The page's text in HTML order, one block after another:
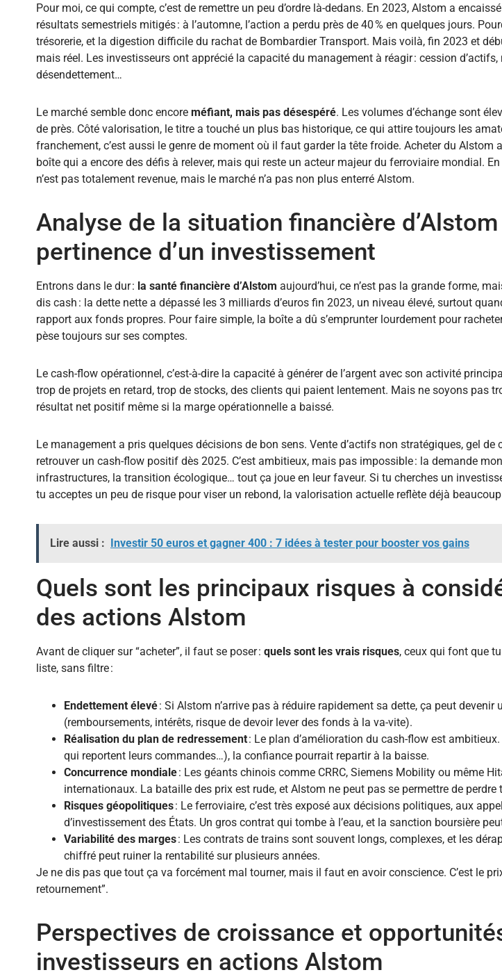
Pour moi, ce qui compte, c’est de remettre un peu d’ordre là-dedans. En 2023, Alstom a
résultats semestriels mitigés : à l’automne, l’action a perdu près de 40 % en quelques jours.
trésorerie, et la digestion difficile du rachat de Bombardier Transport. Mais voilà, fin 2023 et
mais réel. Les investisseurs ont apprécié la capacité du management à réagir : cession
désendettement…
Le marché semble donc encore méfiant, mais pas désespéré. Les volumes d’échange sont
de près. Côté valorisation, le titre a touché un plus bas historique, ce qui attire toujours les
franchement, c’est aussi le genre de moment où il faut garder la tête froide. Acheter du Alstom
boîte qui a encore des défis à relever, mais qui reste un acteur majeur du ferroviaire mondial.
n’est pas totalement revenue, mais le marché n’a pas non plus enterré Alstom.
Analyse de la situation financière
pertinence d’un investissement
Entrons dans le dur : la santé financière d’Alstom aujourd’hui, ce n’est pas la grande forme,
dis cash : la dette nette a dépassé les 3 milliards d’euros fin 2023, un niveau élevé, surtout
rapport aux fonds propres. Pour faire simple, la boîte a dû s’emprunter lourdement pour
pèse toujours sur ses comptes.
Le cash-flow opérationnel, c’est-à-dire la capacité à générer de l’argent avec son activité
trop de projets en retard, trop de stocks, des clients qui paient lentement. Mais ne soyons pas
résultat net positif même si la marge opérationnelle a baissé.
Le management a pris quelques décisions de bon sens. Vente d’actifs non stratégiques, gel
retrouver un cash-flow positif dès 2025. C’est ambitieux, mais pas impossible : la demande
infrastructures, la transition écologique… tout ça joue en leur faveur. Si tu cherches un
tu acceptes un peu de risque pour viser un rebond, la valorisation actuelle reflète déjà
Lire aussi : Investir 50 euros et gagner 400 : 7 idées à tester pour booster vos gains
Quels sont les principaux risques à
des actions Alstom
Avant de cliquer sur “acheter”, il faut se poser : quels sont les vrais risques, ceux qui font que
liste, sans filtre :
Endettement élevé: Si Alstom n’arrive pas à réduire rapidement sa dette, ça peut
(remboursements, intérêts, risque de devoir lever des fonds à la va-vite).
Réalisation du plan de redressement: Le plan d’amélioration du cash-flow est
qui reportent leurs commandes…), la confiance pourrait repartir à la baisse.
Concurrence mondiale: Les géants chinois comme CRRC, Siemens Mobility ou même
internationaux. La bataille des prix est rude, et Alstom ne peut pas se permettre de perdre
Risques géopolitiques: Le ferroviaire, c’est très exposé aux décisions politiques, aux
d’investissement des États. Un gros contrat qui tombe à l’eau, et la sanction boursière
Variabilité des marges: Les contrats de trains sont souvent longs, complexes, et les
chiffré peut ruiner la rentabilité sur plusieurs années.
Je ne dis pas que tout ça va forcément mal tourner, mais il faut en avoir conscience. C’est le
retournement”.
Perspectives de croissance et
investisseurs en actions Alstom